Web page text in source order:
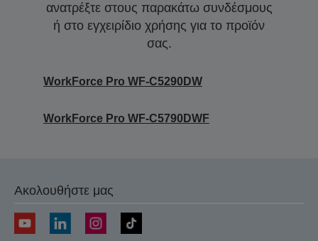
ανατρέξτε στους παρακάτω συνδέσμους
ή στο εγχειρίδιο χρήσης για το προϊόν
σας.
WorkForce Pro WF-C5290DW
WorkForce Pro WF-C5790DWF
Ακολουθήστε μας